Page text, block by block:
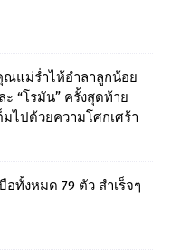
ม่ร่ำไห้อำลาลูกน้อย
ะ “โรมัน” ครั้งสุดท้าย
ไปด้วยความโศกเศร้า
ทั้งหมด 79 ตัว สำเร็จๆ